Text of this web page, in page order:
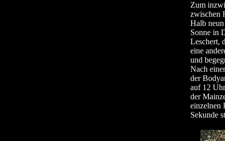
Zum
zwischen
Halb
Sonne in
Leschert,
eine
und
Nach
der
auf 12
der
einzelnen
Sekunde